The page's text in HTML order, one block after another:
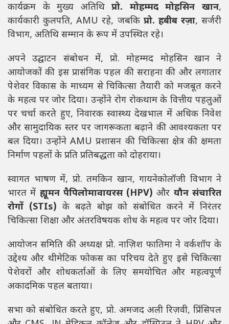
कार्यक्रम के मुख्य अतिथिप्रो. मोहम्मद मोहसिन खान,
कार्यकारी कुलपति, AMU रहे, जबकि प्रो. हबीब रज़ा, सर्जरी
विभाग, अतिथि सम्मान के रूप में उपस्थित रहे।
अपने उद्घाटन संबोधन में, प्रो. मोहम्मद मोहसिन खान ने
आयोजकों की इस प्रासंगिक पहल की सराहना की और लगातार
पेशेवर विकास के माध्यम से चिकित्सा तैयारी को मजबूत करने
के महत्व पर जोर दिया। उन्होंने रोग रोकथाम के वित्तीय पहलुओं
पर चर्चा करते हुए, निवारक स्वास्थ्य देखभाल में अधिक निवेश
और सामुदायिक स्तर पर जागरूकता बढ़ाने की आवश्यकता पर
बल दिया। उन्होंने AMU प्रशासन की चिकित्सा क्षेत्र की क्षमता
निर्माण पहलों के प्रति प्रतिबद्धता को दोहराया।
स्वागत भाषण में, प्रो. तमकिन खान, गायनेकोलॉजी विभाग ने
भारत में ह्यूमन पैपिलोमावायरस (HPV) और यौन संचारित
रोगों (STIs) के बढ़ते बोझ को संबोधित करने में निरंतर
चिकित्सा शिक्षा और अंतरविषयक शोध के महत्व पर जोर दिया।
आयोजन समिति की अध्यक्ष प्रो. नाज़िश फातिमा ने वर्कशॉप के
उद्देश्य और थीमेटिक फोकस का परिचय देते हुए इसे चिकित्सा
पेशेवरों और शोधकर्ताओं के लिए समयोचित और महत्वपूर्ण
अकादमिक पहल बताया।
सभा को संबोधित करते हुए, प्रो. अमजद अली रिज़वी, प्रिंसिपल